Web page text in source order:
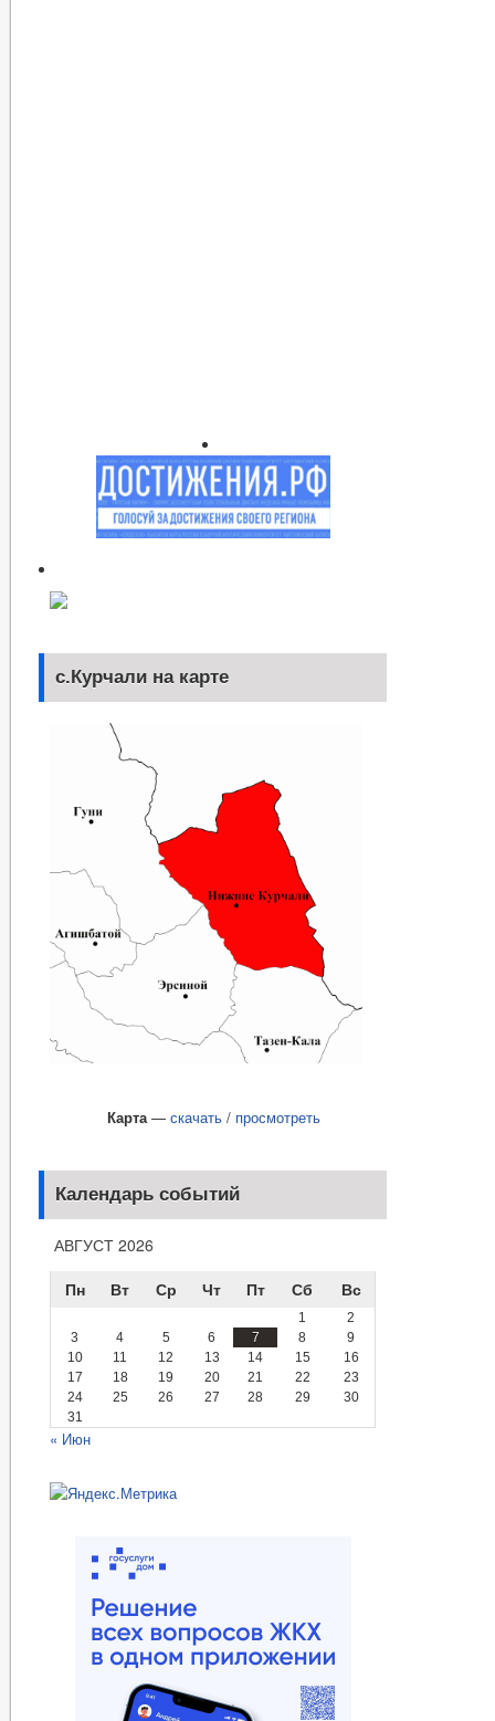
с.Курчали на карте
Карта — скачать / просмотреть
Календарь событий
АВГУСТ 2026
Пн
Вт Ср Чт Пт Сб Вс
1
2
3
4 5 6 7 8
9
10
11 12 13 14 15
16
17
18 19 20 21 22
23
24
25 26 27 28 29
30
31
« Июн